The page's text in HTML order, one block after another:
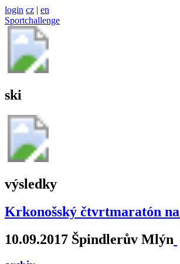
login cz | en
Sportchallenge
ski
výsledky
Krkonošský čtvrtmaratón
10.09.2017 Špindlerův Mlýn